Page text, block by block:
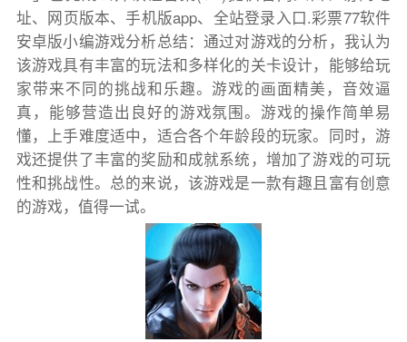
址、网页版本、手机版app、全站登录入口.彩票77软件
安卓版小编游戏分析总结：通过对游戏的分析，我认为
该游戏具有丰富的玩法和多样化的关卡设计，能够给玩
家带来不同的挑战和乐趣。游戏的画面精美，音效逼
真，能够营造出良好的游戏氛围。游戏的操作简单易
懂，上手难度适中，适合各个年龄段的玩家。同时，游
戏还提供了丰富的奖励和成就系统，增加了游戏的可玩
性和挑战性。总的来说，该游戏是一款有趣且富有创意
的游戏，值得一试。